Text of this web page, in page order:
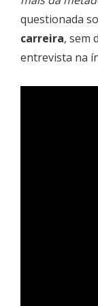
questionada
carreira, sem
entrevista na